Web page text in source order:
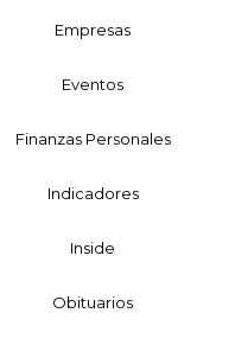
Empresas
Eventos
Finanzas Personales
Indicadores
Inside
Obituarios